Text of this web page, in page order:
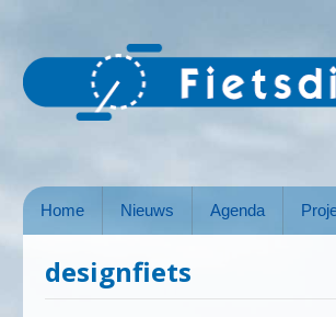
Home Nieuws Agenda
designfiets